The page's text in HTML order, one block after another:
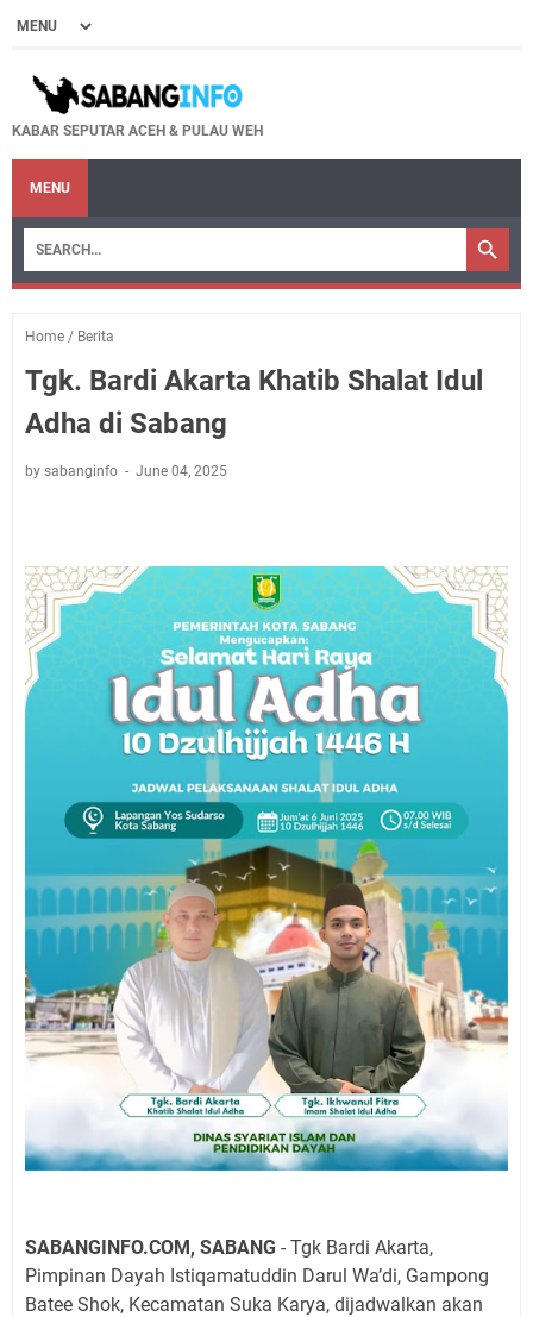
KABAR SEPUTAR ACEH & PULAU WEH
MENU
Home / Berita
Tgk. Bardi Akarta Khatib Shalat Idul
Adha di Sabang
by sabanginfo June 04, 2025
SABANGINFO.COM, SABANG - Tgk Bardi Akarta,
Pimpinan Dayah Istiqamatuddin Darul Wa’di, Gampong
Batee Shok, Kecamatan Suka Karya, dijadwalkan akan